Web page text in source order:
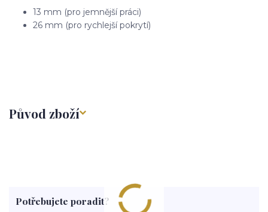
13 mm (pro jemnější práci)
26 mm (pro rychlejší pokrytí)
Původ zboží
Potřebujete poradit?